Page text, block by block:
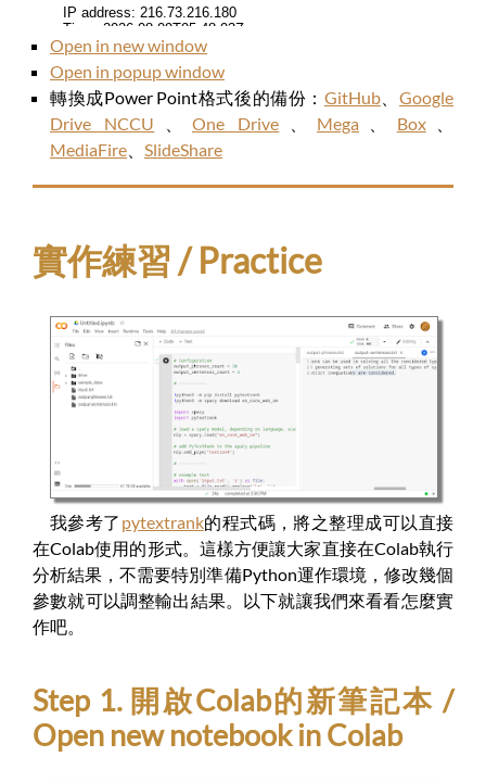
Open in new window
Open in popup window
轉換成Power Point格式後的備份： GitHub、Google
Drive NCCU 、One Drive Mega Box、
MediaFire
SlideShare
實作練習 / Practice
我參考了 pytextrank的程式碼，將之整理成可以直接
在Colab使用的形式。這樣方便讓大家直接在Colab執行
分析結果，不需要特別準備Python運作環境，修改幾個
參數就可以調整輸出結果。以下就讓我們來看看怎麼實
作吧。
Step 1. 開啟Colab的新筆記本 /
Open new notebook in Colab